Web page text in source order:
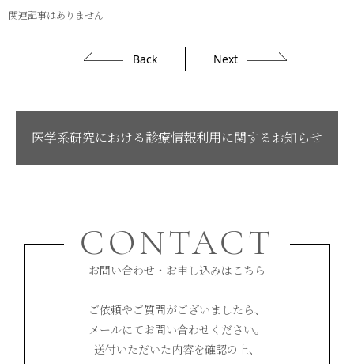
関連記事はありません
Back Next
医学系研究における診療情報利用に関するお知らせ
CONTACT
お問い合わせ・お申し込みはこちら
ご依頼やご質問がございましたら、
メールにてお問い合わせください。
送付いただいた内容を確認の上、